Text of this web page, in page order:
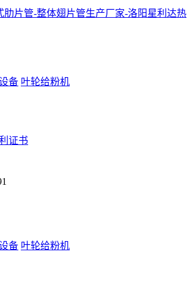
肋片管-整体翅片管生产厂家-洛阳星利达热
备 叶轮给粉机
证书
备 叶轮给粉机